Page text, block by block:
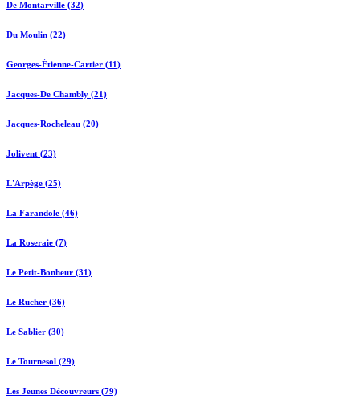
De Montarville (32)
Du Moulin (22)
Georges-Étienne-Cartier (11)
Jacques-De Chambly (21)
Jacques-Rocheleau (20)
Jolivent (23)
L'Arpège (25)
La Farandole (46)
La Roseraie (7)
Le Petit-Bonheur (31)
Le Rucher (36)
Le Sablier (30)
Le Tournesol (29)
Les Jeunes Découvreurs (79)